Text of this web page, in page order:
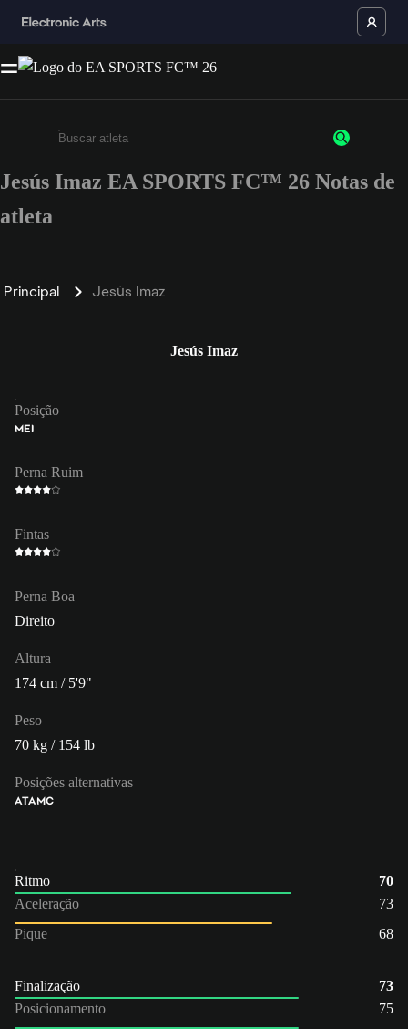
Insira pelo menos 3 caracteres ou números
Jesús Imaz EA SPORTS FC™ 26 Notas de
atleta
Principal Jesús Imaz
Jesús Imaz
Posição
MEI
Perna Ruim
Fintas
Perna Boa
Direito
Altura
174 cm / 5'9"
Peso
70 kg / 154 lb
Posições alternativas
ATAMC
Ritmo
70
Aceleração
73
Pique
68
Finalização
73
Posicionamento
75